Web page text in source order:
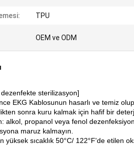
TPU
OEM ve ODM
sterilizasyon]
EKG Kablosunun hasarlı ve temiz olup
sonra kuru kalmak için hafif bir
alkol, propanol veya fenol
maruz kalmayın.
yüksek sıcaklık 50°C/ 122°F'de etilen